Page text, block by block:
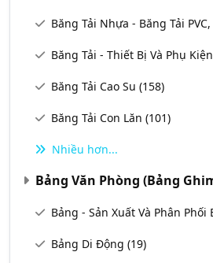
Băng Tải Nhựa - Băng Tải PVC,
Băng Tải - Thiết Bị Và Phụ Kiện
Băng Tải Cao Su (158)
Băng Tải Con Lăn (101)
Nhiều hơn...
Bảng Văn Phòng (Bảng
Bảng - Sản Xuất Và Phân Phối
Bảng Di Động (19)